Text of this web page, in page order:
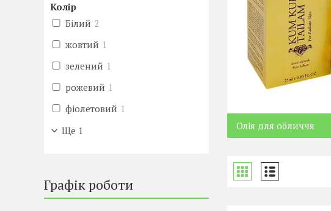
Олія для обличчя
Колір
Білий 2
жовтий 1
зелений 1
рожевий 1
фіолетовий 1
Ще 1
Графік роботи